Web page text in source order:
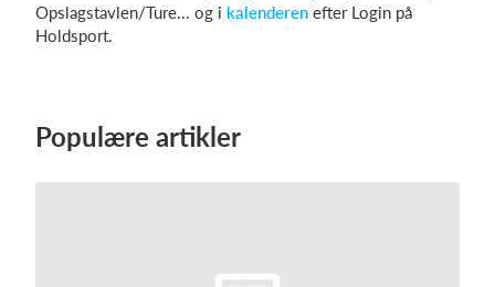
Opslagstavlen/Ture... og i kalenderen efter Login på
Holdsport.
Populære artikler